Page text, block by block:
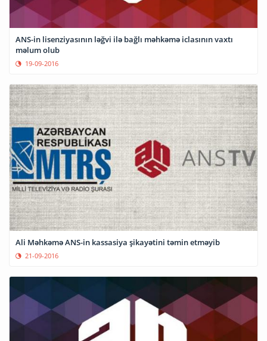
ANS-in lisenziyasının ləğvi ilə bağlı məhkəmə iclasının vaxtı
məlum olub
19-09-2016
Ali Məhkəmə ANS-in kassasiya şikayətini təmin etməyib
21-09-2016